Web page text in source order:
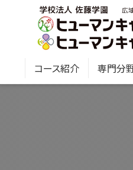
コース紹介 専門分